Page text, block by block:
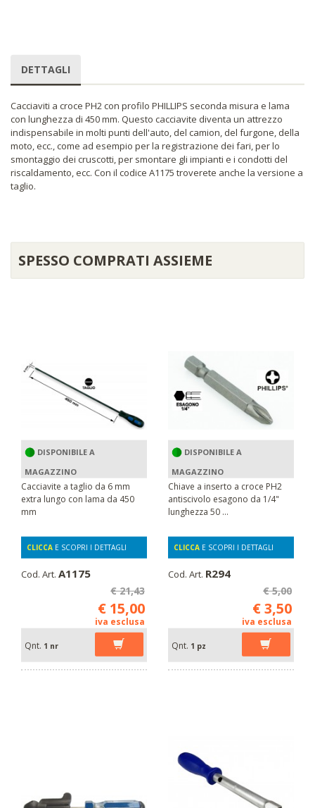
DETTAGLI
Cacciaviti a croce PH2 con profilo PHILLIPS seconda misura e lama
con lunghezza di 450 mm. Questo cacciavite diventa un attrezzo
indispensabile in molti punti dell'auto, del camion, del furgone, della
moto, ecc., come ad esempio per la registrazione dei fari, per lo
smontaggio dei cruscotti, per smontare gli impianti e i condotti del
riscaldamento, ecc. Con il codice A1175 troverete anche la versione a
taglio.
SPESSO COMPRATI ASSIEME
DISPONIBILE A
MAGAZZINO
Cacciavite a taglio da 6 mm
extra lungo con lama da 450
mm
CLICCA E SCOPRI I DETTAGLI
Cod. Art. A1175
€ 21,43
€ 15,00
iva esclusa
Qnt. 1 nr
DISPONIBILE A
MAGAZZINO
Chiave a inserto a croce PH2
antiscivolo esagono da 1/4"
lunghezza 50 ...
CLICCA E SCOPRI I DETTAGLI
Cod. Art. R294
€ 5,00
€ 3,50
iva esclusa
Qnt. 1 pz